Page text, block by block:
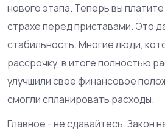
нового этапа. Теперь вы
страхе перед приставами. Это
стабильность. Многие люди,
рассрочку, в итоге полностью
улучшили свое финансовое
смогли спланировать расходы.
Главное - не сдавайтесь. Закон